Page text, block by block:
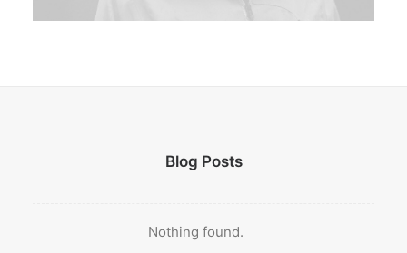
Blog Posts
Nothing found.